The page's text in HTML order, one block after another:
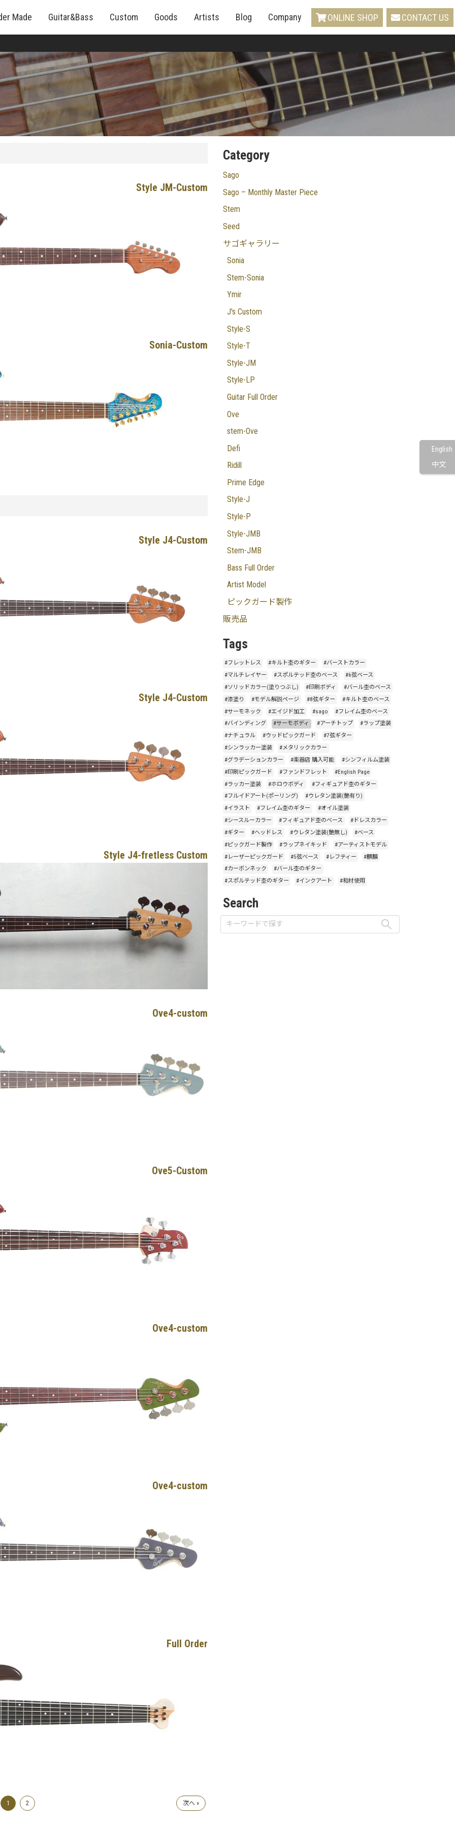
Made Guitar&Bass Custom Goods Artists Blog Company ONLINE SHOP CONTACT US
English
中文
Style JM-Custom
Sonia-Custom
Style J4-Custom
Style J4-Custom
Style J4-fretless Custom
Ove4-custom
Ove5-Custom
Ove4-custom
Ove4-custom
Full Order
次へ »
1 2
Category
Sago
Sago – Monthly Master Piece
Stem
Seed
サゴギャラリー
Sonia
Stem-Sonia
Ymir
J's Custom
Style-S
Style-T
Style-JM
Style-LP
Guitar Full Order
Ove
stem-Ove
Defi
Ridill
Prime Edge
Style-J
Style-P
Style-JMB
Stem-JMB
Bass Full Order
Artist Model
ピックガード製作
販売品
Tags
#フレットレス #キルト杢のギター
#バーストカラー
#マルチレイヤー
#スポルテッド杢のベース
#6弦ベース
#ソリッドカラー(塗りつぶし)
#印刷ボディ
#バール杢のベース
#漆塗り
#モデル解説ページ #8弦ギター
#キルト杢のベース
#サーモネック
#エイジド加工 #sago
#フレイム杢のベース
#バインディング
#サーモボディ #アーチトップ
#ラップ塗装
#ナチュラル
#ウッドピックガード
#7弦ギター
#シンラッカー塗装
#メタリックカラー
#グラデーションカラー
#楽器店 購入可能
#シンフィルム塗装
#印刷ピックガード
#ファンドフレット
#English Page
#ラッカー塗装
#ホロウボディ
#フィギュアド杢のギター
#フルイドアート(ポーリング)
#ウレタン塗装(艶有り)
#イラスト
#フレイム杢のギター
#オイル塗装
#シースルーカラー
#フィギュアド杢のベース
#ドレスカラー
#ギター
#ヘッドレス #ウレタン塗装(艶無し)
#ベース
#ピックガード製作
#ラップネイキッド
#アーティストモデル
#レーザーピックガード
#5弦ベース #レフティー
#麒麟
#カーボンネック
#バール杢のギター
#スポルテッド杢のギター
#インクアート #和材使用
Search